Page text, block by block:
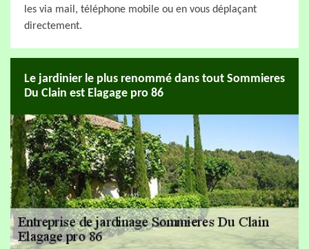
les via mail, téléphone mobile ou en vous déplaçant
directement.
Le jardinier le plus renommé dans tout Sommieres
Du Clain est Elagage pro 86